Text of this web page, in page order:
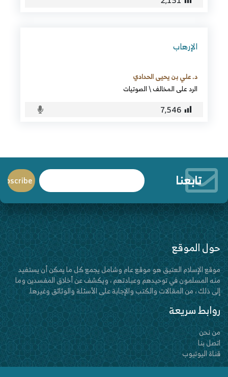
الإرهاب
د. علي بن يحيى الحدادي
الرد على المخالف\الصوتيات
7٬546
تابعنا
حول الموقع
موقع الإسلام العتيق هو موقع عام وشامل يجمع كل ما يمكن أن يستفيد
منه المسلمون في توحيدهم وعبادتهم ، ويكشف عن أخلاق المفسدين وما
إلى ذلك ، من المقالات والكتب والإجابة على الأسئلة والوثائق وغيرها.
روابط سريعة
من نحن
اتصل بنا
قناة اليوتيوب